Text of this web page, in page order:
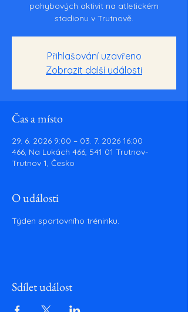
pohybových aktivit na atletickém
stadionu v Trutnově.
Přihlašování uzavřeno
Zobrazit další události
Čas a místo
29. 6. 2026 9:00 – 03. 7. 2026 16:00
466, Na Lukách 466, 541 01 Trutnov-
Trutnov 1, Česko
O události
Týden sportovního tréninku.
Sdílet událost